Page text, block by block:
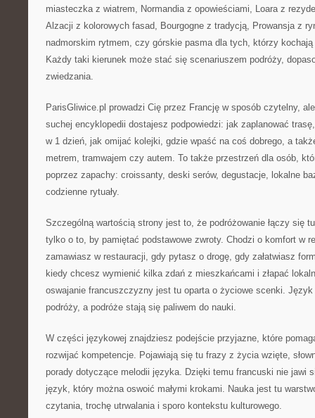
miasteczka z wiatrem, Normandia z opowieściami, Loara z
Alzacji z kolorowych fasad, Bourgogne z tradycją, Prowansja z
nadmorskim rytmem, czy górskie pasma dla tych, którzy
Każdy taki kierunek może stać się scenariuszem podróży,
zwiedzania.
ParisGliwice.pl prowadzi Cię przez Francję w sposób czytelny,
suchej encyklopedii dostajesz podpowiedzi: jak zaplanować
w 1 dzień, jak omijać kolejki, gdzie wpaść na coś dobrego, a
metrem, tramwajem czy autem. To także przestrzeń dla osób,
poprzez zapachy: croissanty, deski serów, degustacje, lokalne
codzienne rytuały.
Szczególną wartością strony jest to, że podróżowanie łączy się
tylko o to, by pamiętać podstawowe zwroty. Chodzi o komfort w
zamawiasz w restauracji, gdy pytasz o drogę, gdy załatwiasz
kiedy chcesz wymienić kilka zdań z mieszkańcami i złapać
oswajanie francuszczyzny jest tu oparta o życiowe scenki.
podróży, a podróże stają się paliwem do nauki.
W części językowej znajdziesz podejście przyjazne, które
rozwijać kompetencje. Pojawiają się tu frazy z życia wzięte,
porady dotyczące melodii języka. Dzięki temu francuski nie jawi
język, który można oswoić małymi krokami. Nauka jest tu
czytania, trochę utrwalania i sporo kontekstu kulturowego.